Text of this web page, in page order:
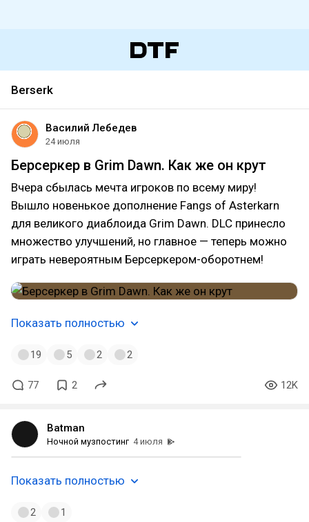
Berserk
Василий Лебедев
24 июля
Берсеркер в Grim Dawn. Как же он крут
Вчера сбылась мечта игроков по всему миру!
Вышло новенькое дополнение Fangs of Asterkarn
для великого диаблоида Grim Dawn. DLC принесло
множество улучшений, но главное — теперь можно
играть невероятным Берсеркером-оборотнем!
Показать полностью
19 5 2 2
77 2 12K
Batman
Ночной музпостинг 4 июля
Показать полностью
2 1